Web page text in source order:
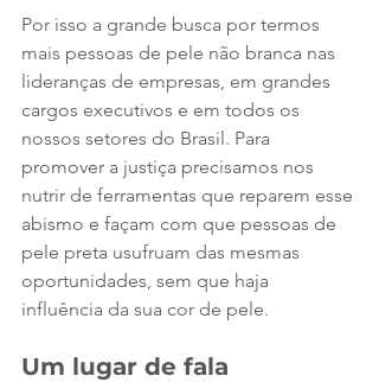
Por isso a grande busca por termos
mais pessoas de pele não branca nas
lideranças de empresas, em grandes
cargos executivos e em todos os
nossos setores do Brasil. Para
promover a justiça precisamos nos
nutrir de ferramentas que reparem esse
abismo e façam com que pessoas de
pele preta usufruam das mesmas
oportunidades, sem que haja
influência da sua cor de pele.
Um lugar de fala